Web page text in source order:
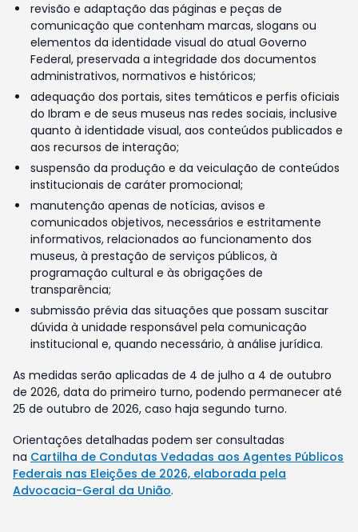
revisão e adaptação das páginas e peças de
comunicação que contenham marcas, slogans ou
elementos da identidade visual do atual Governo
Federal, preservada a integridade dos documentos
administrativos, normativos e históricos;
adequação dos portais, sites temáticos e perfis oficiais
do Ibram e de seus museus nas redes sociais, inclusive
quanto à identidade visual, aos conteúdos publicados e
aos recursos de interação;
suspensão da produção e da veiculação de conteúdos
institucionais de caráter promocional;
manutenção apenas de notícias, avisos e
comunicados objetivos, necessários e estritamente
informativos, relacionados ao funcionamento dos
museus, à prestação de serviços públicos, à
programação cultural e às obrigações de
transparência;
submissão prévia das situações que possam suscitar
dúvida à unidade responsável pela comunicação
institucional e, quando necessário, à análise jurídica.
As medidas serão aplicadas de 4 de julho a 4 de outubro
de 2026, data do primeiro turno, podendo permanecer até
25 de outubro de 2026, caso haja segundo turno.
Orientações detalhadas podem ser consultadas
na Cartilha de Condutas Vedadas aos Agentes Públicos
Federais nas Eleições de 2026, elaborada pela
Advocacia-Geral da União.